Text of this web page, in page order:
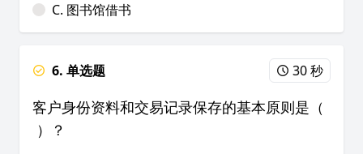
C. 图书馆借书
6. 单选题 30 秒
客户身份资料和交易记录保存的基本原则是（
）？